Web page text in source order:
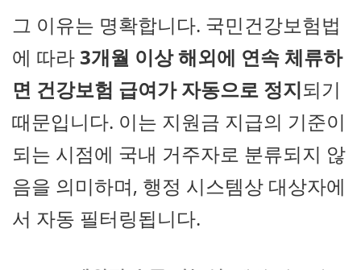
그 이유는 명확합니다. 국민건강보험법
에 따라 3개월 이상 해외에 연속 체류하
면 건강보험 급여가 자동으로 정지되기
때문입니다. 이는 지원금 지급의 기준이
되는 시점에 국내 거주자로 분류되지 않
음을 의미하며, 행정 시스템상 대상자에
서 자동 필터링됩니다.